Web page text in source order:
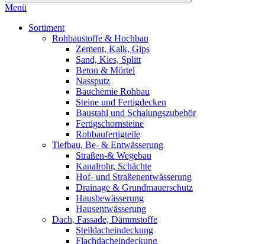
Menü
Sortiment
Rohbaustoffe & Hochbau
Zement, Kalk, Gips
Sand, Kies, Splitt
Beton & Mörtel
Nassputz
Bauchemie Rohbau
Steine und Fertigdecken
Baustahl und Schalungszubehör
Fertigschornsteine
Rohbaufertigteile
Tiefbau, Be- & Entwässerung
Straßen-& Wegebau
Kanalrohr, Schächte
Hof- und Straßenentwässerung
Drainage & Grundmauerschutz
Hausbewässerung
Hausentwässerung
Dach, Fassade, Dämmstoffe
Steildacheindeckung
Flachdacheindeckung